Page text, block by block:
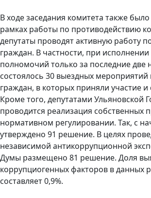
В ходе заседания комитета также
рамках работы по противодействию
депутаты проводят активную работу
граждан. В частности, при
полномочий только за последние две
состоялось 30 выездных
граждан, в которых приняли участие
Кроме того, депутатами Ульяновской
проводится реализация собственных
нормативном регулировании. Так, с
утверждено 91 решение. В целях
независимой антикоррупционной
Думы размещено 81 решение. Доля
коррупциогенных факторов в данных
составляет 0,9%.